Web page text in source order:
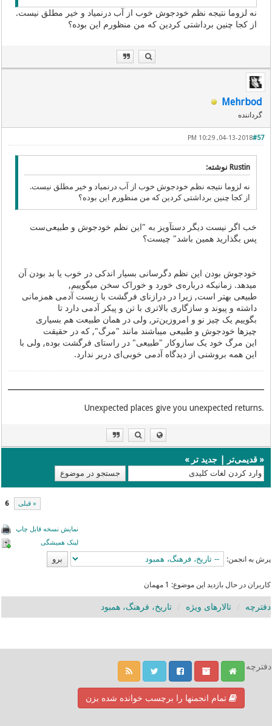
نه لزوما نتیجه نظم خودجوش خوب از آب درنمیاد و خیر مطلق نیست.
از کجا چنین برداشتی کردین که من منظورم این بوده؟
Mehrbod
گرداننده
#57
04-13-2018, 10:29 PM
Rustin نوشته:
نه لزوما نتیجه نظم خودجوش خوب از آب درنمیاد و خیر مطلق نیست.
از کجا چنین برداشتی کردین که من منظورم این بوده؟
خب اگر نیست دیگر دستآویز به "این نظم خودجوش و طبیعی‌ست
پس بگذارید همین باشد" چیست؟
خودجوش بودن این نظم دگرسانی بسیار اندکی در خوب یا بد بودن آن
میدهد. زمانیکه درباره‌ی خورد و خوراک سخن میگوییم,
طبیعی بهتر است, زیرا در درازنای فرگشت با زیست آدمی همزمانی
داشته و پیوند و سازگاری بالاتری با تن و پیکر آدمی دارد تا
بگوییم یک چیز نو و امروزین‌تر, ولی در همان طبیعت هم بسیاری
چیزها خودجوش و طبیعی میباشند مانند "مرگ", که در حقیقت
این مرگ خود یک سازوکار "طبیعی" در راستای فرگشت بوده, ولی با
این همه بروشنی از دیدگاه آدمی خوبی‌ای دربر ندارد.
.Unexpected places give you unexpected returns
«قدیمی‌تر |جدید تر »
« قبلی 6
نمایش نسخه قابل چاپ
لینک همیشگی
پرش به انجمن:
کاربران در حال بازدید این موضوع: 1 مهمان
دفترچه تالارهای ویژه تاریخ، فرهنگ، همبود
دفترچه
تمام انجمنها را برچسب خوانده شده بزن